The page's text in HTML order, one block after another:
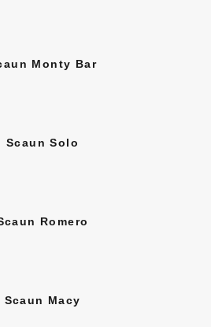
Monty Bar
Scaun Solo
Romero
Scaun Macy